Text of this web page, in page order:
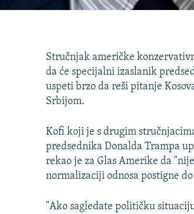
Stručnjak američke
da će specijalni izaslanik
uspeti brzo da reši pitanje
Srbijom.
Kofi koji je s drugim
predsednika Donalda Trampa
rekao je za Glas Amerike da
normalizaciji odnosa postigne
"Ako sagledate političku